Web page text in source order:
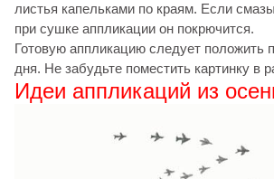
листья капельками по краям. Если
при сушке аппликации он покрючится.
Готовую аппликацию следует положить
дня. Не забудьте поместить картинку в
Идеи аппликаций из